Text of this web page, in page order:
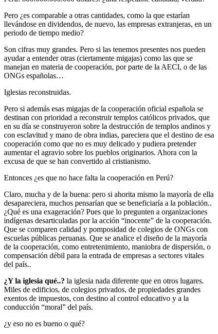
Pero ¿es comparable a otras cantidades, como la que estarían
llevándose en dividendos, de nuevo, las empresas extranjeras, en un
periodo de tiempo medio?
Son cifras muy grandes. Pero si las tenemos presentes nos pueden
ayudar a entender otras (ciertamente migajas) como las que se
manejan en materia de cooperación, por parte de la AECI, o de las
ONGs españolas…
Iglesias reconstruidas.
Pero si además esas migajas de la cooperación oficial española se
destinan con prioridad a reconstruir templos católicos privados, que
en su día se construyeron sobre la destrucción de templos andinos y
con esclavitud y mano de obra indias, pareciera que el destino de esa
cooperación como que no es muy delicado y pudiera pretender
aumentar el agravio sobre los pueblos originarios. Ahora con la
excusa de que se han convertido al cristianismo.
Entonces ¿es que no hace falta la cooperación en Perú?
Claro, mucha y de la buena: pero si ahorita mismo la mayoría de ella
desapareciera, muchos pensarían que se beneficiaría a la población..
¿Qué es una exageración? Pues que lo pregunten a organizaciones
indígenas desarticuladas por la acción “inocente” de la cooperación.
Que se comparen calidad y pomposidad de colegios de ONGs con
escuelas públicas peruanas. Que se analice el diseño de la mayoría
de la cooperación, como entretenimiento, maniobra de dispersión, o
compensación débil para la entrada de empresas a sectores vitales
del país..
¿Y la iglesia qué..? la iglesia nada diferente que en otros lugares.
Miles de edificios, de colegios privados, de propiedades grandes
exentos de impuestos, con destino al control educativo y a la
conducción “moral” del país.
¿y eso no es bueno o qué?